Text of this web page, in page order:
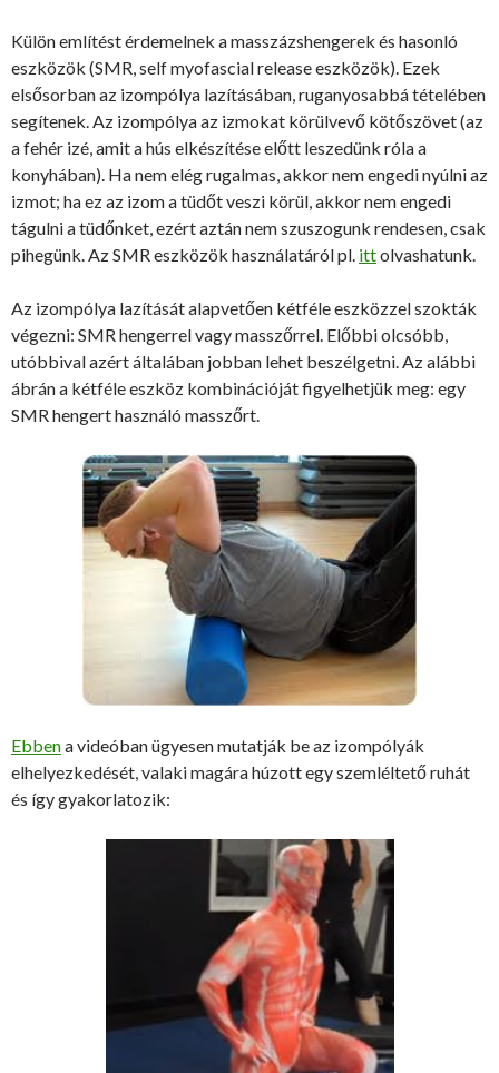
Külön említést érdemelnek a masszázshengerek és hasonló
eszközök (SMR, self myofascial release eszközök). Ezek
elsősorban az izompólya lazításában, ruganyosabbá tételében
segítenek. Az izompólya az izmokat körülvevő kötőszövet (az
a fehér izé, amit a hús elkészítése előtt leszedünk róla a
konyhában). Ha nem elég rugalmas, akkor nem engedi nyúlni az
izmot; ha ez az izom a tüdőt veszi körül, akkor nem engedi
tágulni a tüdőnket, ezért aztán nem szuszogunk rendesen, csak
pihegünk. Az SMR eszközök használatáról pl. ittolvashatunk.
Az izompólya lazítását alapvetően kétféle eszközzel szokták
végezni: SMR hengerrel vagy masszőrrel. Előbbi olcsóbb,
utóbbival azért általában jobban lehet beszélgetni. Az alábbi
ábrán a kétféle eszköz kombinációját figyelhetjük meg: egy
SMR hengert használó masszőrt.
Ebbena videóban ügyesen mutatják be az izompólyák
elhelyezkedését, valaki magára húzott egy szemléltető ruhát
és így gyakorlatozik: